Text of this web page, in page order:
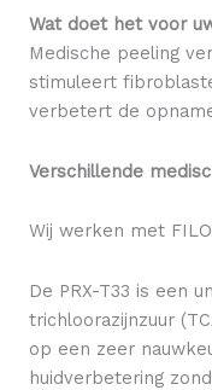
Wat doet het voor
Medische peeling
stimuleert
verbetert de
Verschillende
Wij werken met
De PRX-T33 is een
trichloorazijnzuur
op een zeer
huidverbetering